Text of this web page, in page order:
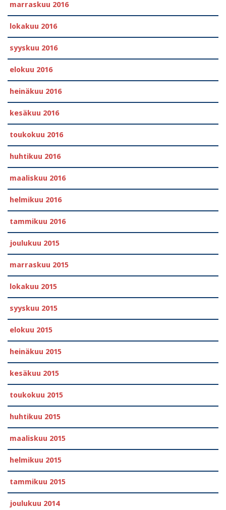
marraskuu 2016
lokakuu 2016
syyskuu 2016
elokuu 2016
heinäkuu 2016
kesäkuu 2016
toukokuu 2016
huhtikuu 2016
maaliskuu 2016
helmikuu 2016
tammikuu 2016
joulukuu 2015
marraskuu 2015
lokakuu 2015
syyskuu 2015
elokuu 2015
heinäkuu 2015
kesäkuu 2015
toukokuu 2015
huhtikuu 2015
maaliskuu 2015
helmikuu 2015
tammikuu 2015
joulukuu 2014